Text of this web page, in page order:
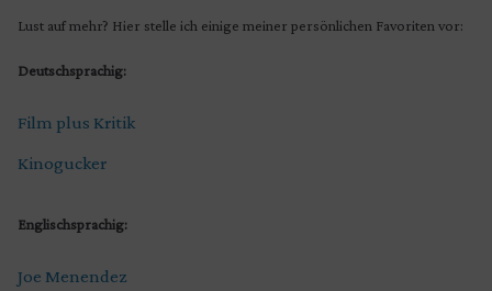
Lust auf mehr? Hier stelle ich einige meiner persönlichen Favoriten vor:
Deutschsprachig:
Film plus Kritik
Kinogucker
Englischsprachig:
Joe Menendez